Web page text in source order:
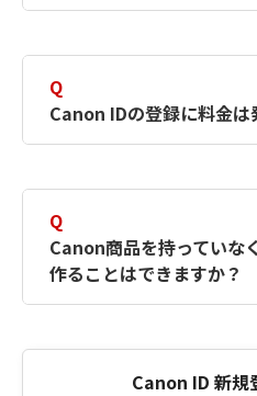
択したサービスから
簡単に作成できるよう
Canon IDの登録フォ
Q
Canon IDの登録に料金は
Q
Canon商品を持っていな
作ることはできますか？
Canon ID 新規